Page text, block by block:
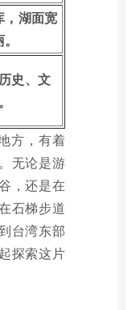
，湖面宽
史、文
方，有着
无论是游
，还是在
石梯步道
台湾东部
探索这片